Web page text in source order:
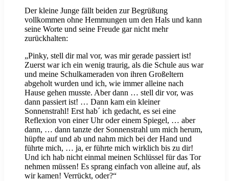
Der kleine Junge fällt beiden zur Begrüßung
vollkommen ohne Hemmungen um den Hals und kann
seine Worte und seine Freude gar nicht mehr
zurückhalten:
„Pinky, stell dir mal vor, was mir gerade passiert ist!
Zuerst war ich ein wenig traurig, als die Schule aus war
und meine Schulkameraden von ihren Großeltern
abgeholt wurden und ich, wie immer alleine nach
Hause gehen musste. Aber dann … stell dir vor, was
dann passiert ist! … Dann kam ein kleiner
Sonnenstrahl! Erst hab´ ich gedacht, es sei eine
Reflexion von einer Uhr oder einem Spiegel, … aber
dann, … dann tanzte der Sonnenstrahl um mich herum,
hüpfte auf und ab und nahm mich bei der Hand und
führte mich, … ja, er führte mich wirklich bis zu dir!
Und ich hab nicht einmal meinen Schlüssel für das Tor
nehmen müssen! Es sprang einfach von alleine auf, als
wir kamen! Verrückt, oder?“